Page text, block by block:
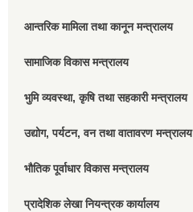
आन्तरिक मामिला तथा कानून मन्त्रालय
सामाजिक विकास मन्त्रालय
भुमि व्यवस्था, कृषि तथा सहकारी मन्त्रालय
उद्योग, पर्यटन, वन तथा वातावरण मन्त्रालय
भौतिक पूर्वाधार विकास मन्त्रालय
प्रादेशिक लेखा नियन्त्रक कार्यालय